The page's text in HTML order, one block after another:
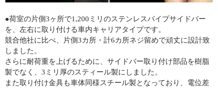
●荷室の片側3ヶ所で1,200ミリのステンレスパイプサイドバー
を、左右に取り付ける車内キャリアタイプです。
競合他社に比べ、片側3カ所・計6カ所ネジ留めで頑丈に設計致
しました。
さらに耐荷重を上げるために、サイドバー取り付け部品を樹脂
製でなく、3ミリ厚のスティール製にしました。
また取り付け金具も車体同様スチール製となっており、電位差